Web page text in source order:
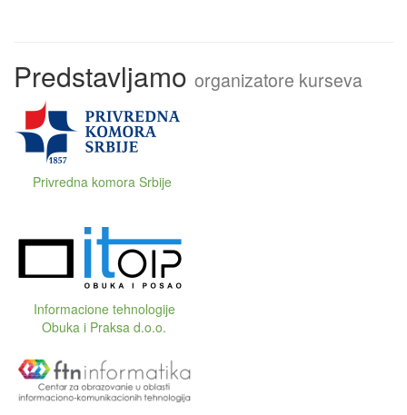
Predstavljamo organizatore kurseva
Privredna komora Srbije
Informacione tehnologije
Obuka i Praksa d.o.o.